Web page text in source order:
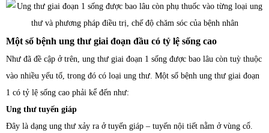
Một số bệnh ung thư giai đoạn đầu có tỷ lệ sống cao
Như đã đề cập ở trên, ung thư giai đoạn 1 sống được bao lâu còn tuỳ thuộc
vào nhiều yếu tố, trong đó có loại ung thư. Một số bệnh ung thư giai đoạn
1 có tỷ lệ sống cao phải kể đến như:
Ung thư tuyến giáp
Đây là dạng ung thư xảy ra ở tuyến giáp – tuyến nội tiết nằm ở vùng cổ.